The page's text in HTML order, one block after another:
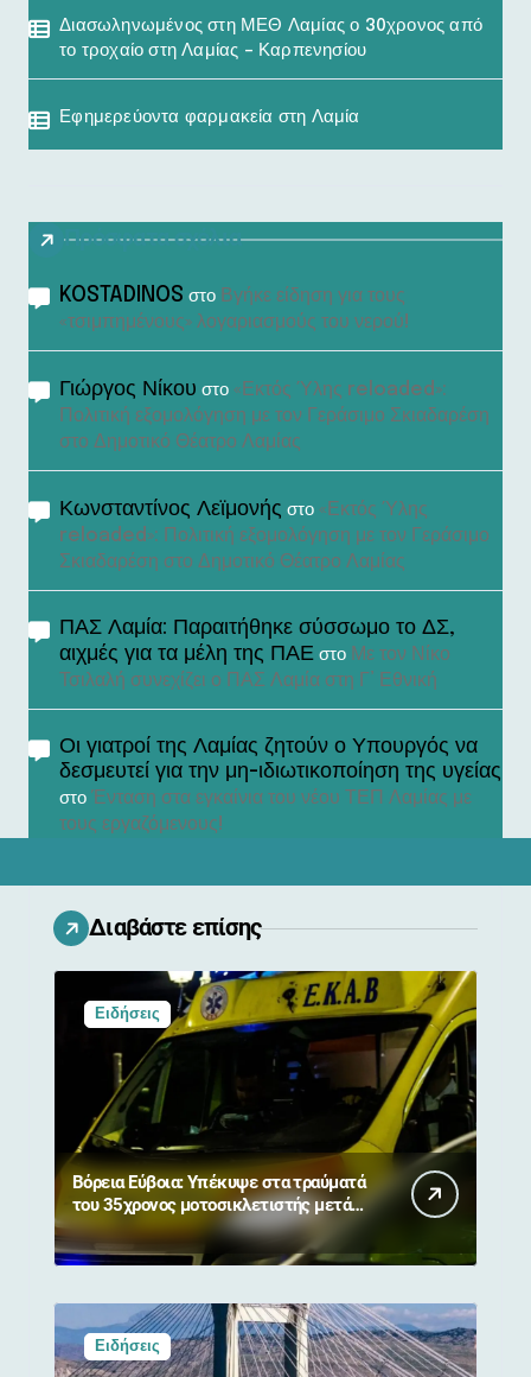
Διασωληνωμένος στη ΜΕΘ Λαμίας ο 30χρονος από
το τροχαίο στη Λαμίας – Καρπενησίου
Εφημερεύοντα φαρμακεία στη Λαμία
Πρόσφατα σχόλια
KOSTADINOS στο Βγήκε είδηση για τους
«τσιμπημένους» λογαριασμούς του νερού!
Γιώργος Νίκου στο «Εκτός Ύλης reloaded»:
Πολιτική εξομολόγηση με τον Γεράσιμο Σκιαδαρέση
στο Δημοτικό Θέατρο Λαμίας
Κωνσταντίνος Λεϊμονής στο «Εκτός Ύλης
reloaded»: Πολιτική εξομολόγηση με τον Γεράσιμο
Σκιαδαρέση στο Δημοτικό Θέατρο Λαμίας
ΠΑΣ Λαμία: Παραιτήθηκε σύσσωμο το ΔΣ,
αιχμές για τα μέλη της ΠΑΕ στο Με τον Νίκο
Τσιλαλή συνεχίζει ο ΠΑΣ Λαμία στη Γ’ Εθνική
Οι γιατροί της Λαμίας ζητούν ο Υπουργός να
δεσμευτεί για την μη-ιδιωτικοποίηση της υγείας
στο Ένταση στα εγκαίνια του νέου ΤΕΠ Λαμίας με
τους εργαζόμενους!
Διαβάστε επίσης
Ειδήσεις
Βόρεια Εύβοια: Υπέκυψε στα τραύματά
του 35χρονος μοτοσικλετιστής μετά
από σύγκρουση με αγριογούρουνο
Ειδήσεις